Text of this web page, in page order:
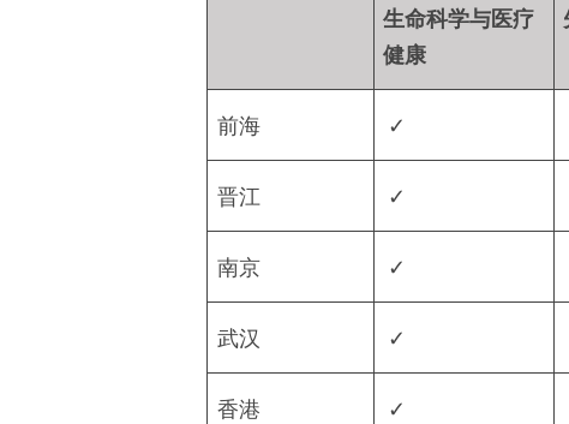
生命科学与医疗
健康
前海 ✓
晋江 ✓
南京 ✓
武汉 ✓
香港 ✓